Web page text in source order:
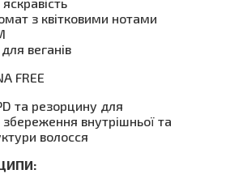
з квітковими нотами
веганів
FREE
та резорцину для
внутрішньої та
волосся